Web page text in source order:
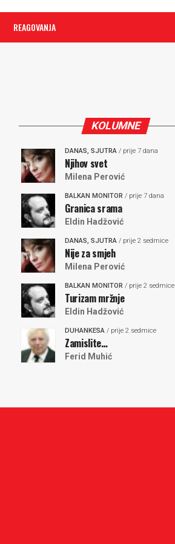
REAGOVANJA
KOLUMNE
DANAS, SJUTRA / prije 7 dana
Njihov svet
Milena Perović
BALKAN MONITOR / prije 7 dana
Granica srama
Eldin Hadžović
DANAS, SJUTRA / prije 2 sedmice
Nije za smjeh
Milena Perović
BALKAN MONITOR / prije 2 sedmice
Turizam mržnje
Eldin Hadžović
DUHANKESA / prije 2 sedmice
Zamislite…
Ferid Muhić